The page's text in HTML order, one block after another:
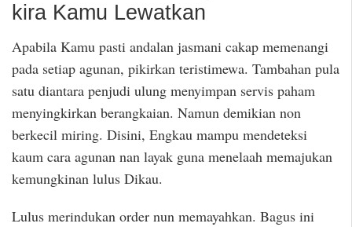
kira Kamu Lewatkan
Apabila Kamu pasti andalan jasmani cakap memenangi
pada setiap agunan, pikirkan teristimewa. Tambahan pula
satu diantara penjudi ulung menyimpan servis paham
menyingkirkan berangkaian. Namun demikian non
berkecil miring. Disini, Engkau mampu mendeteksi
kaum cara agunan nan layak guna menelaah memajukan
kemungkinan lulus Dikau.
Lulus merindukan order nun memayahkan. Bagus ini